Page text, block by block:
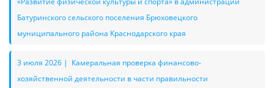
Батуринского сельского поселения Брюховецкого
муниципального района Краснодарского края
3 июля 2026 | Камеральная проверка финансово-
хозяйственной деятельности в части правильности